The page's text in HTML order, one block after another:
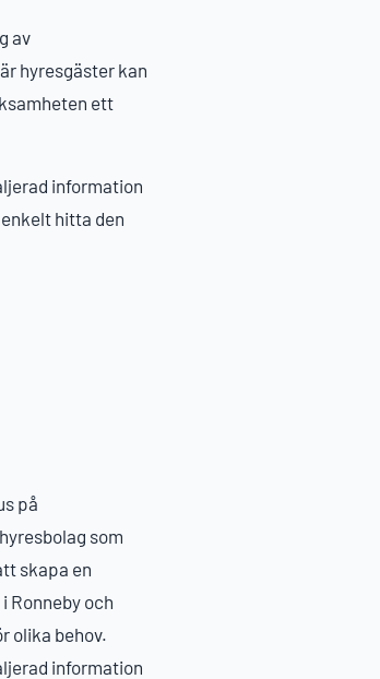
av
hyresgäster kan
ett
information
hitta den
på
som
skapa en
Ronneby och
olika behov.
information